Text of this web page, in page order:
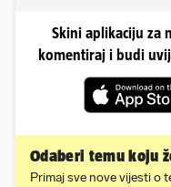
Skini aplikaciju za
komentiraj i budi
Odaberi temu koju
Primaj sve nove vijesti o